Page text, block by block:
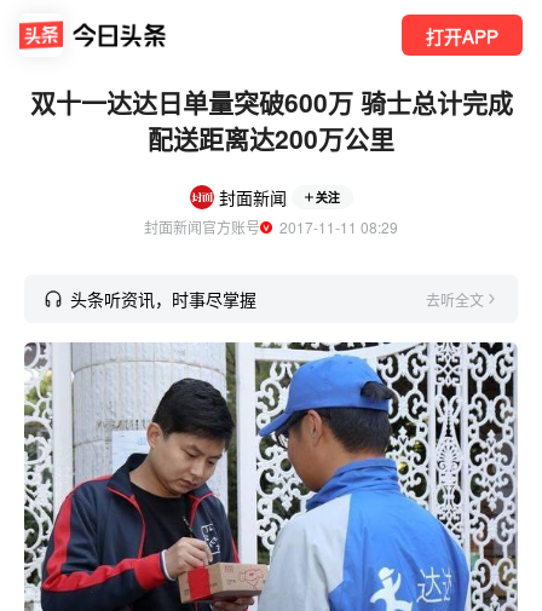
打开APP
双十一达达日单量突破600万 骑士总计完成
配送距离达200万公里
封面新闻 关注
封面新闻官方账号
  2017-11-11 08:29
头条听资讯，时事尽掌握 去听全文